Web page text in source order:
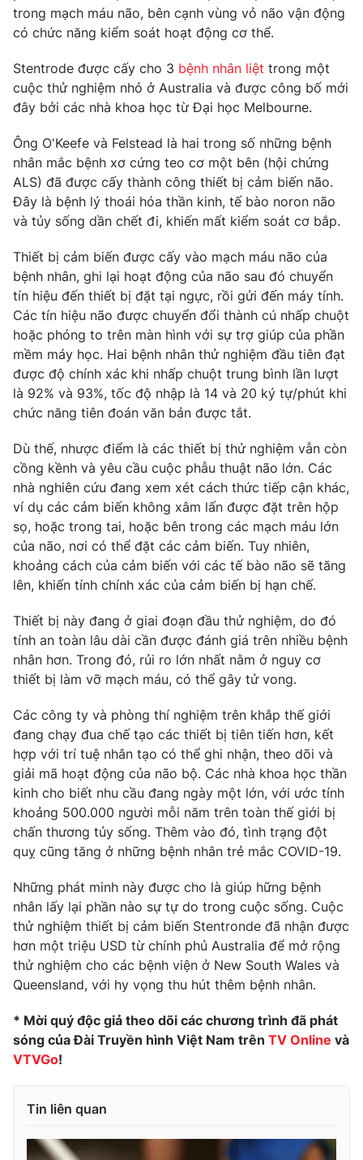
Thị trường
Góc doanh nghiệp
Truyền hình
Phim VTV
Hậu trường
Nhân vật
Khán giả
Giải sao mai
Giải trí
Điện ảnh
Âm nhạc
Sao
Đời sống
Du lịch
Làm đẹp
Chất lượng cuộc sống
Giáo dục
Tuyển sinh
Học trực tuyến
Công nghệ
Hitech Công nghệ tương lai
Sản phẩm
Thị trường
Tư vấn
Giao lưu trực tuyến
Lịch phát sóng
Chuyên mục khác
Emagazine Podcast
Photo Infographic
Video Shorts video
VTV Money VTV Thể thao
Thị trường 24h Tấm lòng Việt
VTV9 VTV8
Liên hệ tòa soạn English
Theo dõi báo trên
Cơ quan báo chí:Thời báo VTV
Giấy phép hoạt động báo in và báo điện tử số 483/GP-BTTTT
cấp ngày 29/12/2023
Phó Tổng Biên tập:
Tổng đài VTV: 024.38 355 931 - 024.38 355 932
trong mạch máu não, bên cạnh vùng vỏ não vận động
có chức năng kiểm soát hoạt động cơ thể.
Stentrode được cấy cho 3 bệnh nhân liệt trong một
cuộc thử nghiệm nhỏ ở Australia và được công bố mới
đây bởi các nhà khoa học từ Đại học Melbourne.
Ông O'Keefe và Felstead là hai trong số những bệnh
nhân mắc bệnh xơ cứng teo cơ một bên (hội chứng
ALS) đã được cấy thành công thiết bị cảm biến não.
Đây là bệnh lý thoái hóa thần kinh, tế bào noron não
và tủy sống dần chết đi, khiến mất kiểm soát cơ bắp.
Thiết bị cảm biến được cấy vào mạch máu não của
bệnh nhân, ghi lại hoạt động của não sau đó chuyển
tín hiệu đến thiết bị đặt tại ngực, rồi gửi đến máy tính.
Các tín hiệu não được chuyển đổi thành cú nhấp chuột
hoặc phóng to trên màn hình với sự trợ giúp của phần
mềm máy học. Hai bệnh nhân thử nghiệm đầu tiên đạt
được độ chính xác khi nhấp chuột trung bình lần lượt
là 92% và 93%, tốc độ nhập là 14 và 20 ký tự/phút khi
chức năng tiên đoán văn bản được tắt.
Dù thế, nhược điểm là các thiết bị thử nghiệm vẫn còn
cồng kềnh và yêu cầu cuộc phẫu thuật não lớn. Các
nhà nghiên cứu đang xem xét cách thức tiếp cận khác,
ví dụ các cảm biến không xâm lấn được đặt trên hộp
sọ, hoặc trong tai, hoặc bên trong các mạch máu lớn
của não, nơi có thể đặt các cảm biến. Tuy nhiên,
khoảng cách của cảm biến với các tế bào não sẽ tăng
lên, khiến tính chính xác của cảm biến bị hạn chế.
Thiết bị này đang ở giai đoạn đầu thử nghiệm, do đó
tính an toàn lâu dài cần được đánh giá trên nhiều bệnh
nhân hơn. Trong đó, rủi ro lớn nhất nằm ở nguy cơ
thiết bị làm vỡ mạch máu, có thể gây tử vong.
Các công ty và phòng thí nghiệm trên khắp thế giới
đang chạy đua chế tạo các thiết bị tiên tiến hơn, kết
hợp với trí tuệ nhân tạo có thể ghi nhận, theo dõi và
giải mã hoạt động của não bộ. Các nhà khoa học thần
kinh cho biết nhu cầu đang ngày một lớn, với ước tính
khoảng 500.000 người mỗi năm trên toàn thế giới bị
chấn thương tủy sống. Thêm vào đó, tình trạng đột
quỵ cũng tăng ở những bệnh nhân trẻ mắc COVID-19.
Những phát minh này được cho là giúp hững bệnh
nhân lấy lại phần nào sự tự do trong cuộc sống. Cuộc
thử nghiệm thiết bị cảm biến Stentronde đã nhận được
hơn một triệu USD từ chính phủ Australia để mở rộng
thử nghiệm cho các bệnh viện ở New South Wales và
Queensland, với hy vọng thu hút thêm bệnh nhân.
* Mời quý độc giả theo dõi các chương trình đã phát
sóng của Đài Truyền hình Việt Nam trên TV Online và
VTVGo!
Tin liên quan